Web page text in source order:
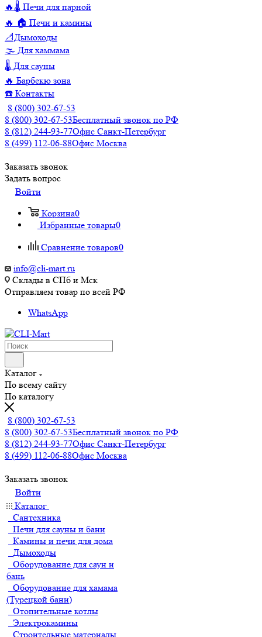
🔥🌡️ Печи для парной
🔥 🏠 Печи и камины
📐Дымоходы
🌫️ Для хаммама
🌡️ Для сауны
🔥 Барбекю зона
☎️ Контакты
8 (800) 302-67-53
8 (800) 302-67-53Бесплатный звонок по РФ
8 (812) 244-93-77Офис Санкт-Петербург
8 (499) 112-06-88Офис Москва
Заказать звонок
Задать вопрос
Войти
Корзина0
Избранные товары0
Сравнение товаров0
info@cli-mart.ru
Склады в СПб и Мск
Отправляем товар по всей РФ
WhatsApp
Каталог
По всему сайту
По каталогу
8 (800) 302-67-53
8 (800) 302-67-53Бесплатный звонок по РФ
8 (812) 244-93-77Офис Санкт-Петербург
8 (499) 112-06-88Офис Москва
Заказать звонок
Войти
Каталог
Сантехника
Печи для сауны и бани
Камины и печи для дома
Дымоходы
Оборудование для саун и
бань
Оборудование для хамама
(Турецкой бани)
Отопительные котлы
Электрокамины
Строительные материалы